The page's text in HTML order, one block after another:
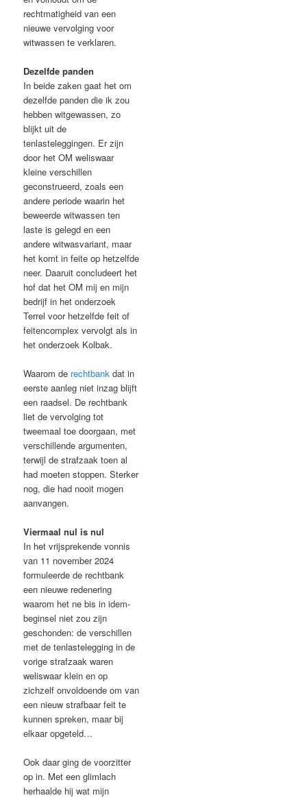
rechtmatigheid van een
nieuwe vervolging voor
witwassen te verklaren.
Dezelfde panden
In beide zaken gaat het om
dezelfde panden die ik zou
hebben witgewassen, zo
blijkt uit de
tenlasteleggingen. Er zijn
door het OM weliswaar
kleine verschillen
geconstrueerd, zoals een
andere periode waarin het
beweerde witwassen ten
laste is gelegd en een
andere witwasvariant, maar
het komt in feite op hetzelfde
neer. Daaruit concludeert het
hof dat het OM mij en mijn
bedrijf in het onderzoek
Terrel voor hetzelfde feit of
feitencomplex vervolgt als in
het onderzoek Kolbak.
Waarom de rechtbank dat in
eerste aanleg niet inzag blijft
een raadsel. De rechtbank
liet de vervolging tot
tweemaal toe doorgaan, met
verschillende argumenten,
terwijl de strafzaak toen al
had moeten stoppen. Sterker
nog, die had nooit mogen
aanvangen.
Viermaal nul is nul
In het vrijsprekende vonnis
van 11 november 2024
formuleerde de rechtbank
een nieuwe redenering
waarom het ne bis in idem-
beginsel niet zou zijn
geschonden: de verschillen
met de tenlastelegging in de
vorige strafzaak waren
weliswaar klein en op
zichzelf onvoldoende om van
een nieuw strafbaar feit te
kunnen spreken, maar bij
elkaar opgeteld…
Ook daar ging de voorzitter
op in. Met een glimlach
herhaalde hij wat mijn